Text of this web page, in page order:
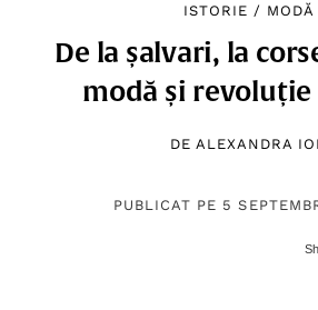
ISTORIE / MODĂ
De la șalvari, la
modă și
DE ALEXANDRA
PUBLICAT PE 5